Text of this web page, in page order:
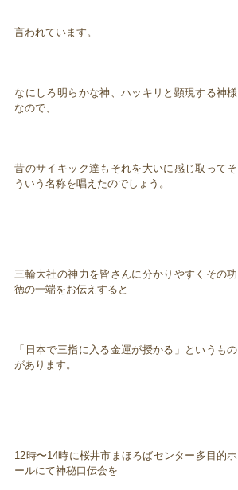
言われています。
なにしろ明らかな神、ハッキリと顕現する神様
なので、
昔のサイキック達もそれを大いに感じ取ってそ
ういう名称を唱えたのでしょう。
三輪大社の神力を皆さんに分かりやすくその功
徳の一端をお伝えすると
「日本で三指に入る金運が授かる」というもの
があります。
12時〜14時に桜井市まほろばセンター多目的ホ
ールにて神秘口伝会を